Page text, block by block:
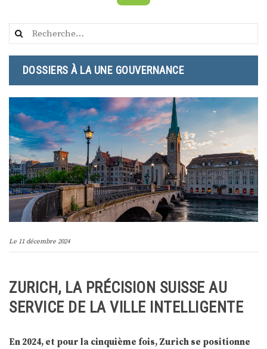
Rechercher :
DOSSIERS À LA UNE GOUVERNANCE
Le 11 décembre 2024
ZURICH, LA PRÉCISION SUISSE AU
SERVICE DE LA VILLE INTELLIGENTE
En 2024, et pour la cinquième fois, Zurich se positionne